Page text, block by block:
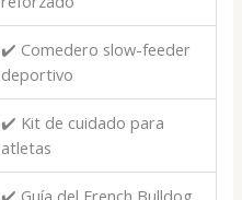
✔️ Comedero slow-feeder
deportivo
✔️ Kit de cuidado para
atletas